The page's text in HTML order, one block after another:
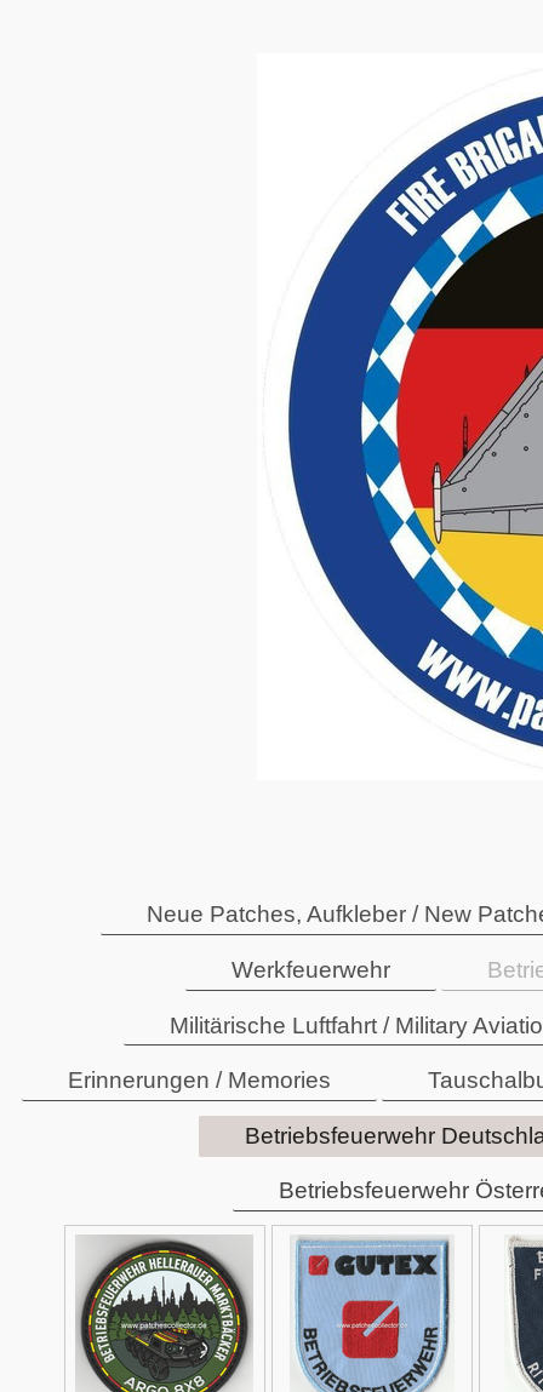
Neue Patches, Aufkleber / New
Werkfeuerwehr
Militärische Luftfahrt / Military
Erinnerungen / Memories
Betriebsfeuerwehr
Betriebsfeuerwehr